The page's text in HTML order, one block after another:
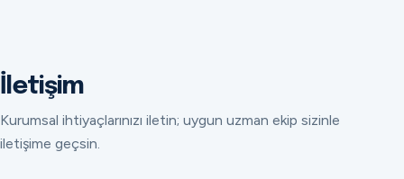
İletişim
Kurumsal ihtiyaçlarınızı iletin; uygun uzman ekip sizinle
iletişime geçsin.